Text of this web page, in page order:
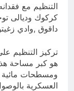
التنظيم مع
كركوك وديالى
داقوق ,وادي
تركيز التنظيم
هو كبر مساحة
ومسطحات مائية
العسكرية